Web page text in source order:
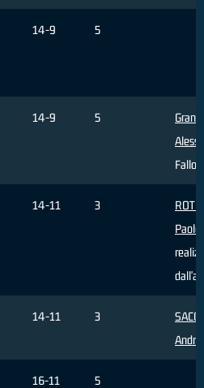
14-9 5
14-9 5
Fallo
14-11 3
Paolo
14-11 3
16-11 5